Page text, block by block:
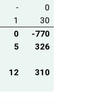
-
0
1
30
0
-770
5 326
12 310